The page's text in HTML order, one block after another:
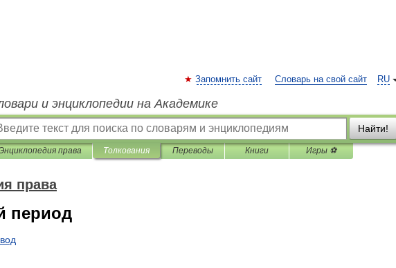
RU
Запомнить сайт Словарь на свой сайт
и энциклопедии на Академике
Найти!
права Толкования Переводы Книги Игры ⚽
права
период